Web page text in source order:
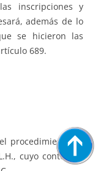
inscripciones y
además de lo
se hicieron las
689.
procedimiento se
cuyo contenido